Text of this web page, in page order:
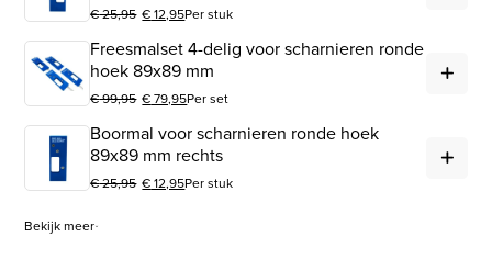
€25,95
Oorspronkelijke prijs was: € 25,95.
€12,95
Huidige prijs is: € 12,95.
Per stuk
Freesmalset 4-delig voor scharnieren ronde
hoek 89x89 mm
€99,95
Oorspronkelijke prijs was: € 99,95.
€79,95
Huidige prijs is: € 79,95.
Per set
Boormal voor scharnieren ronde hoek
89x89 mm rechts
€25,95
Oorspronkelijke prijs was: € 25,95.
€12,95
Huidige prijs is: € 12,95.
Per stuk
Bekijk meer